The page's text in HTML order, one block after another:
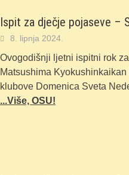
Ispit za dječje pojaseve –
8. lipnja 2024.
Ovogodišnji ljetni ispitni rok
Matsushima
klubove Domenica Sveta
...Više, OSU!